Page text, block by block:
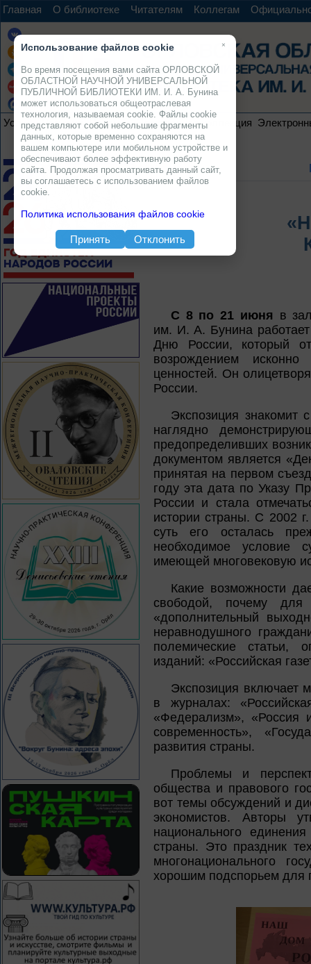
Главная О библиотеке Читателям Коллегам
Услуги Ресурсы Проекты Электронная коллекция
С 8 по 21 июня в
им. И. А. Бунина
Дню России, который
возрождением исконно
ценностей. Он
России.
Экспозиция знакомит
наглядно
предопределивших
документом является
принятая на первом
году эта дата по Указу
России и стала
истории страны. С 2002
суть его осталась
необходимое условие
имеющей многовековую
Какие возможности
свободой, почему
«дополнительный
неравнодушного
полемические статьи,
изданий: «Российская
Экспозиция включает
в журналах:
«Федерализм», «Россия
современность»,
развития страны.
Проблемы и
общества и правового
вот темы обсуждений и
экономистов. Авторы
национального
страны. Это праздник
многонационального
хорошим подспорьем для
×
Использование файлов cookie
Во время посещения вами сайта ОРЛОВСКОЙ
ОБЛАСТНОЙ НАУЧНОЙ УНИВЕРСАЛЬНОЙ
ПУБЛИЧНОЙ БИБЛИОТЕКИ ИМ. И. А. Бунина
может использоваться общеотраслевая
технология, называемая cookie. Файлы cookie
представляют собой небольшие фрагменты
данных, которые временно сохраняются на
вашем компьютере или мобильном устройстве и
обеспечивают более эффективную работу
сайта. Продолжая просматривать данный сайт,
вы соглашаетесь с использованием файлов
cookie.
Политика использования файлов cookie
Принять Отклонить